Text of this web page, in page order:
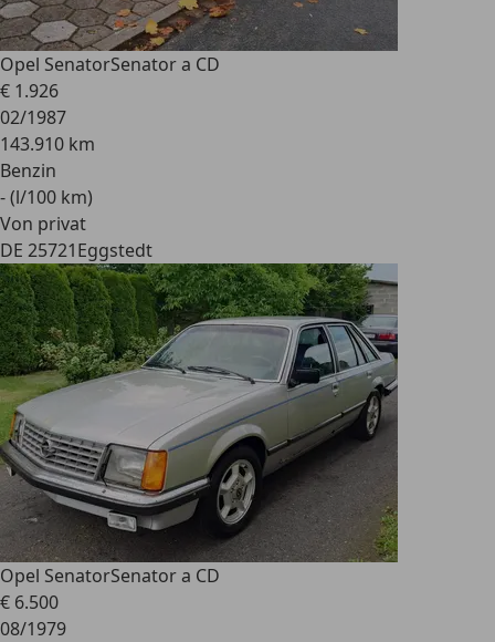
Opel SenatorSenator a CD
€ 1.926
02/1987
143.910 km
Benzin
- (l/100 km)
Von privat
DE 25721Eggstedt
Opel SenatorSenator a CD
€ 6.500
08/1979